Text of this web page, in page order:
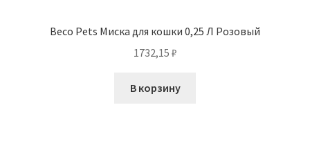
Beco Pets Миска для кошки 0,25 Л Розовый
1732,15 ₽
В корзину